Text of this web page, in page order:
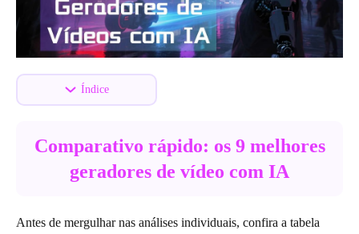
Índice
Comparativo rápido: os 9 melhores
geradores de vídeo com IA
Antes de mergulhar nas análises individuais, confira a tabela